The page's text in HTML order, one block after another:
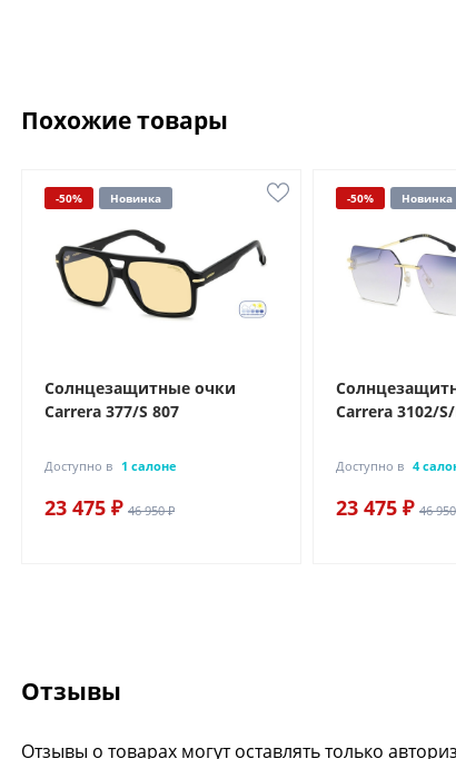
Похожие товары
-50% Новинка
Солнцезащитные очки
Carrera 377/S 807
Доступно в 1 салоне
23 475 ₽ 46 950 ₽
-50% Новинка
Carrera 3102/S/
Доступно в 4
23 475 ₽ 46
Отзывы
Отзывы о товарах могут оставлять только